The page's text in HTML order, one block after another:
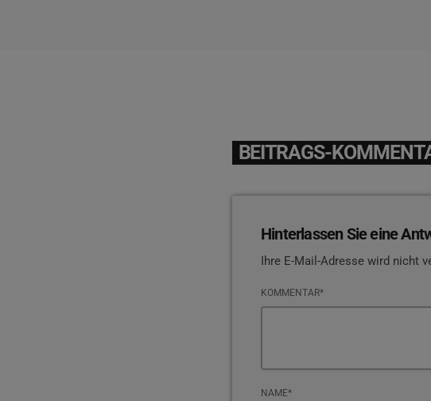
BEITRAGS-
Hinterlassen Sie eine
Ihre E-Mail-Adresse wird nicht
KOMMENTAR*
NAME*